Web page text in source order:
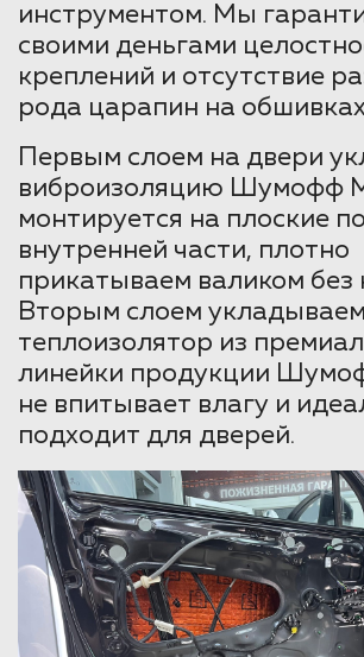
инструментом. Мы
своими деньгами
креплений и отсутствие
рода царапин на
Первым слоем на двери
виброизоляцию Шумофф
монтируется на плоские
внутренней части, плотно
прикатываем валиком без
Вторым слоем
теплоизолятор из
линейки продукции
не впитывает влагу и
подходит для дверей.